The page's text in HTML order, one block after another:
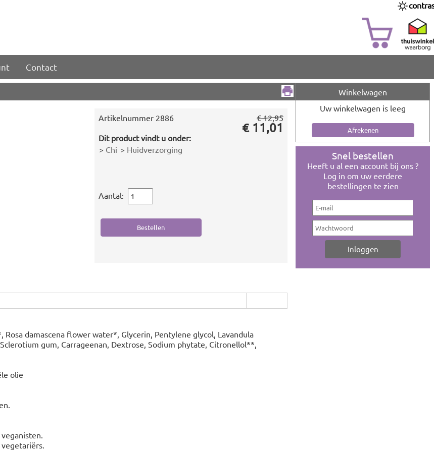
Contact
Artikelnummer 2886
Dit product vindt u onder:
> Chi > Huidverzorging
€ 12,95
€ 11,01
Aantal:
Rosa damascena flower water*, Glycerin, Pentylene glycol, Lavandula
gum, Carrageenan, Dextrose, Sodium phytate, Citronellol**,
olie
Winkelwagen
Uw winkelwagen is leeg
Snel bestellen
Heeft u al een account bij ons ?
Log in om uw eerdere
bestellingen te zien